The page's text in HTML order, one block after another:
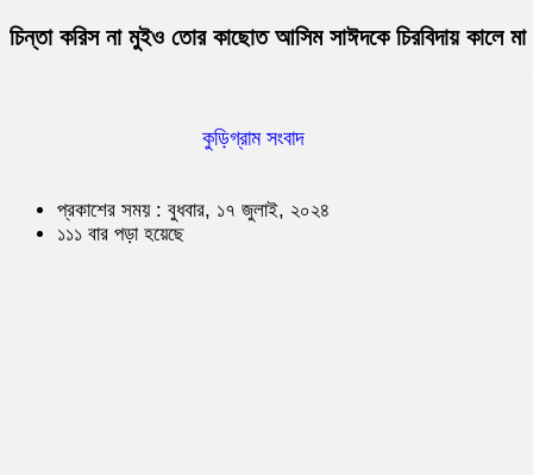
চিন্তা করিস না মুইও তোর কাছোত আসিম সাঈদকে চিরবিদায় কালে মা
কুড়িগ্রাম সংবাদ
প্রকাশের সময় : বুধবার, ১৭ জুলাই, ২০২৪
১১১ বার পড়া হয়েছে